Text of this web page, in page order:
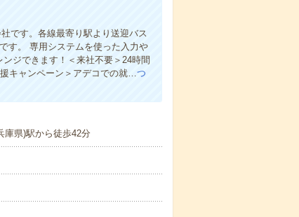
です。各線最寄り駅より送迎バス
す。 専用システムを使った入力や
ジできます！＜来社不要＞24時間
キャンペーン＞アデコでの就…つ
庫県)駅から徒歩42分